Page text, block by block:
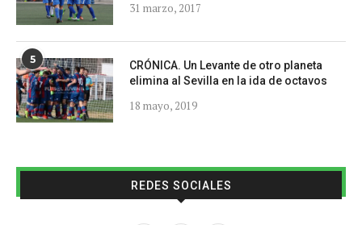
31 marzo, 2017
5
CRÓNICA. Un Levante de otro planeta
elimina al Sevilla en la ida de octavos
18 mayo, 2019
REDES SOCIALES